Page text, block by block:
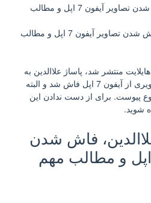
تعطیلی پاساژ علاالدین، فاش شدن تصاویر آیفون 7 اپل و مطالب
منتشر شد، پاساژ علاالدین به
حالت نیمه تعطیل درآمد، تصاویری از آیفون 7 اپل فاش شد و البته
پیوست. برای از دست ندادن این
شوید.
فاش شدن
تصاویر آیفون 7 اپل و مطالب مهم